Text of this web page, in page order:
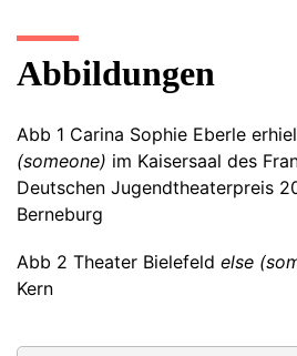
Abbildungen
Abb 1 Carina Sophie Eberle
(someone) im Kaisersaal des
Deutschen Jugendtheaterpreis
Berneburg
Abb 2 Theater Bielefeld else
Kern